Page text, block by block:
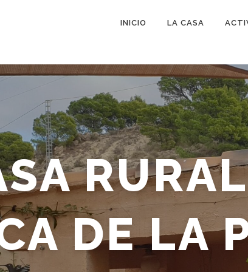
INICIO LA CASA
DE LA